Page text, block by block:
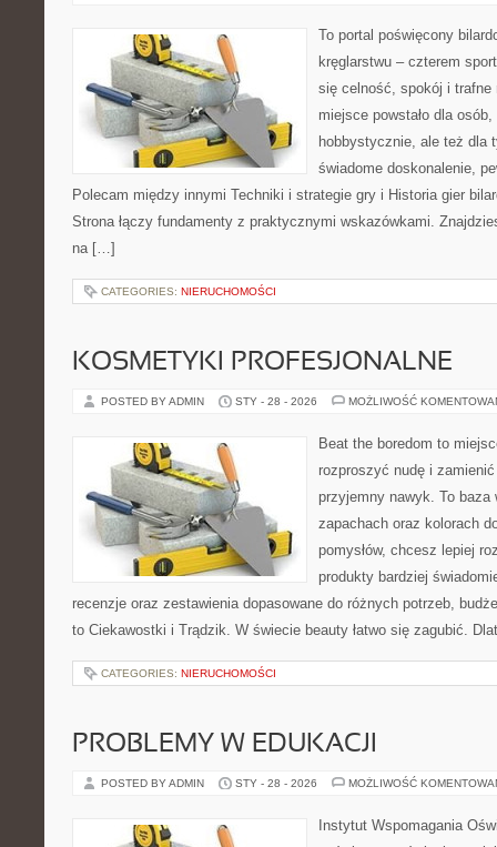
To portal poświęcony
kręglarstwu – czterem
się celność, spokój i trafne
miejsce powstało dla
hobbystycznie, ale też dla
świadome doskonalenie,
Polecam między innymi Techniki i strategie gry i Historia gier
Strona łączy fundamenty z praktycznymi wskazówkami.
na […]
CATEGORIES: NIERUCHOMOŚCI
KOSMETYKI PROFESJONALNE
POSTED BY ADMIN STY - 28 - 2026 MOŻLIWOŚĆ
Beat the boredom to
rozproszyć nudę i
przyjemny nawyk. To baza
zapachach oraz kolorach
pomysłów, chcesz lepiej
produkty bardziej
recenzje oraz zestawienia dopasowane do różnych potrzeb,
to Ciekawostki i Trądzik. W świecie beauty łatwo się zagubić.
CATEGORIES: NIERUCHOMOŚCI
PROBLEMY W EDUKACJI
POSTED BY ADMIN STY - 28 - 2026 MOŻLIWOŚĆ
Instytut Wspomagania